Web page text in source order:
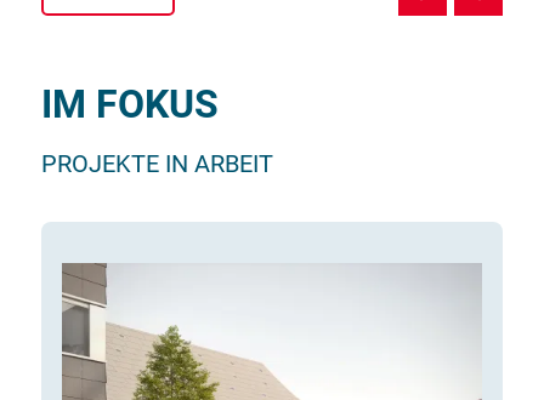
IM FOKUS
PROJEKTE IN ARBEIT